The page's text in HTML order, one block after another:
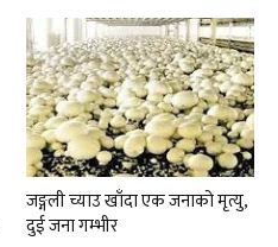
जङ्गली च्याउ खाँदा एक जनाको मृत्यु,
दुई जना गम्भीर